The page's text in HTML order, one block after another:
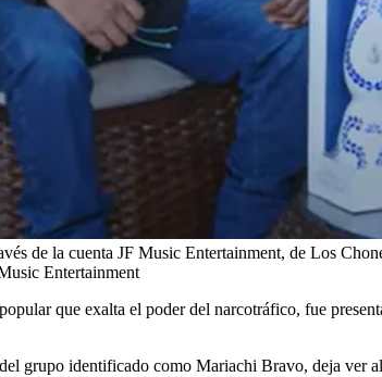
de la cuenta JF Music Entertainment, de Los
Entertainment
que exalta el poder del narcotráfico, fue
grupo identificado como Mariachi Bravo, deja ver